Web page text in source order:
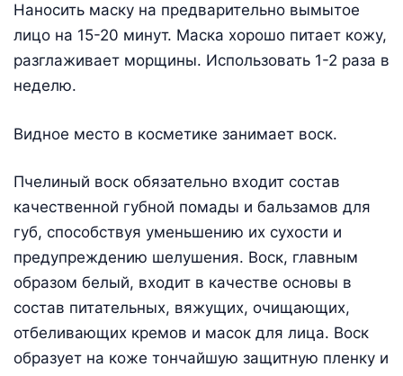
Наносить маску на предварительно вымытое
лицо на 15-20 минут. Маска хорошо питает кожу,
разглаживает морщины. Использовать 1-2 раза в
неделю.
Видное место в косметике занимает воск.
Пчелиный воск обязательно входит состав
качественной губной помады и бальзамов для
губ, способствуя уменьшению их сухости и
предупреждению шелушения. Воск, главным
образом белый, входит в качестве основы в
состав питательных, вяжущих, очищающих,
отбеливающих кремов и масок для лица. Воск
образует на коже тончайшую защитную пленку и